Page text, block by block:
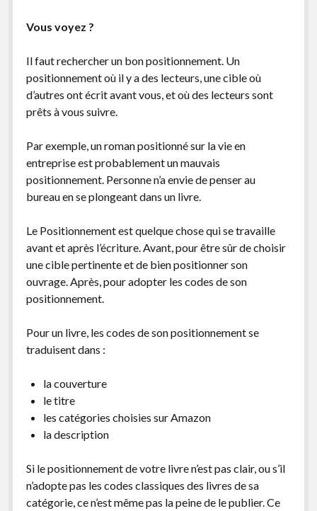
Vous voyez ?
Il faut rechercher un bon positionnement. Un
positionnement où il y a des lecteurs, une cible où
d’autres ont écrit avant vous, et où des lecteurs sont
prêts à vous suivre.
Par exemple, un roman positionné sur la vie en
entreprise est probablement un mauvais
positionnement. Personne n’a envie de penser au
bureau en se plongeant dans un livre.
Le Positionnement est quelque chose qui se travaille
avant et après l’écriture. Avant, pour être sûr de choisir
une cible pertinente et de bien positionner son
ouvrage. Après, pour adopter les codes de son
positionnement.
Pour un livre, les codes de son positionnement se
traduisent dans :
la couverture
le titre
les catégories choisies sur Amazon
la description
Si le positionnement de votre livre n’est pas clair, ou s’il
n’adopte pas les codes classiques des livres de sa
catégorie, ce n’est même pas la peine de le publier. Ce